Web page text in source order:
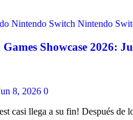
Nintendo Switch Nintendo
Showcase 2026:
8, 2026 0
casi llega a su fin! Después